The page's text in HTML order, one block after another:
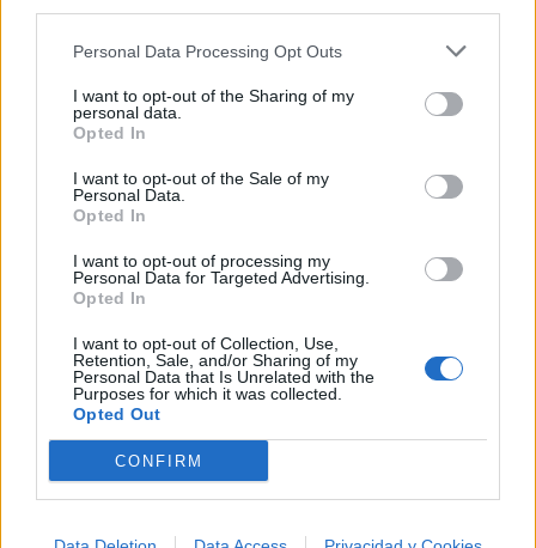
Personal Data Processing Opt Outs
I want to opt-out of the Sharing of my
personal data.
Opted In
I want to opt-out of the Sale of my
Personal Data.
Opted In
I want to opt-out of processing my
Personal Data for Targeted Advertising.
Opted In
I want to opt-out of Collection, Use,
Retention, Sale, and/or Sharing of my
Personal Data that Is Unrelated with the
Purposes for which it was collected.
Opted Out
CONFIRM
Ranking de Alfred Cave TOP Música